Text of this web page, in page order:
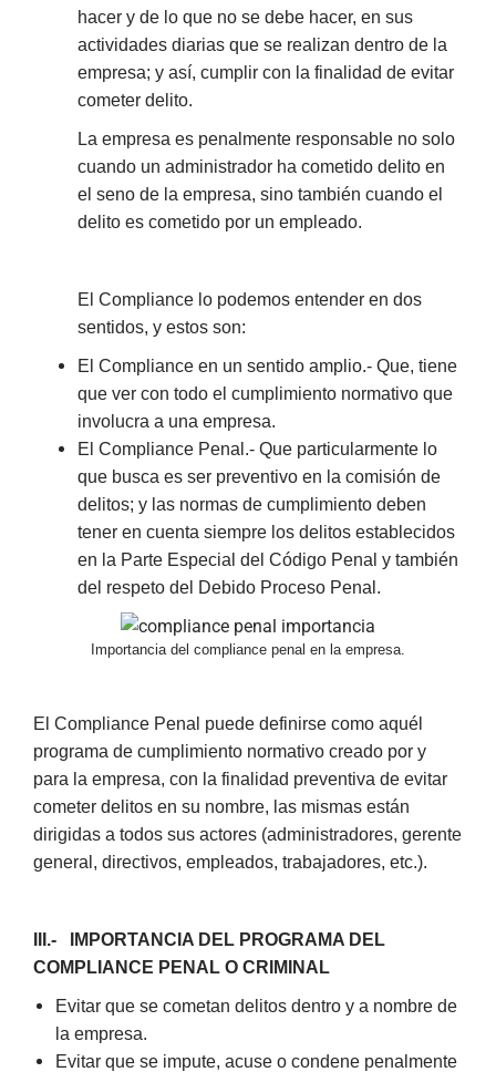
hacer y de lo que no se debe hacer, en sus
actividades diarias que se realizan dentro de la
empresa; y así, cumplir con la finalidad de evitar
cometer delito.
La empresa es penalmente responsable no solo
cuando un administrador ha cometido delito en
el seno de la empresa, sino también cuando el
delito es cometido por un empleado.
El Compliance lo podemos entender en dos
sentidos, y estos son:
El Compliance en un sentido amplio.- Que, tiene
que ver con todo el cumplimiento normativo que
involucra a una empresa.
El Compliance Penal.- Que particularmente lo
que busca es ser preventivo en la comisión de
delitos; y las normas de cumplimiento deben
tener en cuenta siempre los delitos establecidos
en la Parte Especial del Código Penal y también
del respeto del Debido Proceso Penal.
Importancia del compliance penal en la empresa.
El Compliance Penal puede definirse como aquél
programa de cumplimiento normativo creado por y
para la empresa, con la finalidad preventiva de evitar
cometer delitos en su nombre, las mismas están
dirigidas a todos sus actores (administradores, gerente
general, directivos, empleados, trabajadores, etc.).
III.- IMPORTANCIA DEL PROGRAMA DEL
COMPLIANCE PENAL O CRIMINAL
Evitar que se cometan delitos dentro y a nombre de
la empresa.
Evitar que se impute, acuse o condene penalmente